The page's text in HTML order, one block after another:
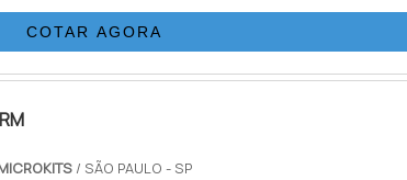
e aço carbono; Possui desenho concebido com
COTAR AGORA
/ SÃO PAULO - SP